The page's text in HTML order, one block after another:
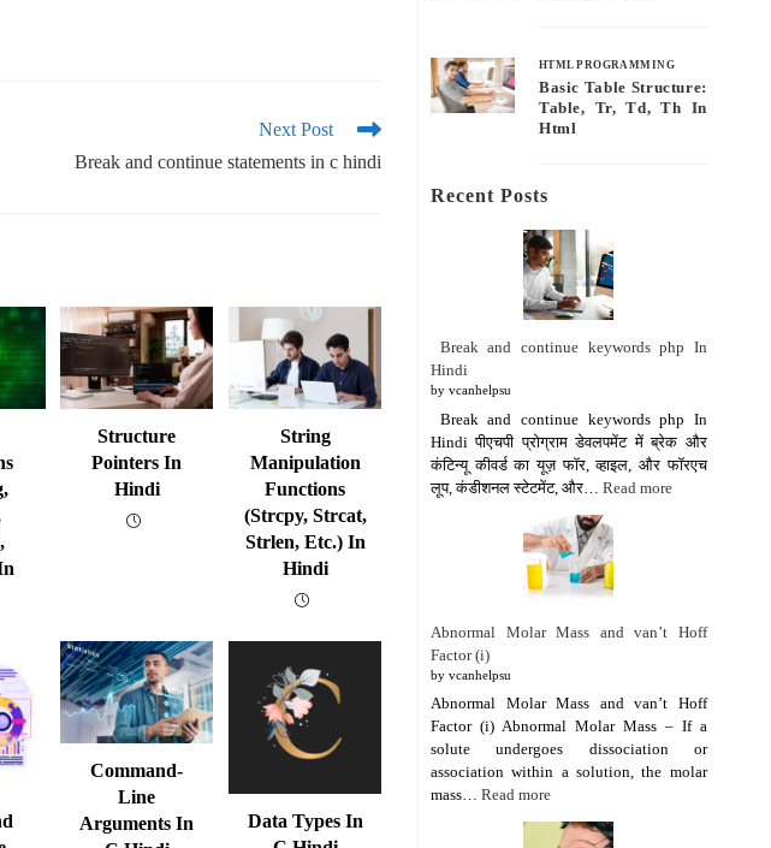
Next Post
Break and continue statements in c hindi
Structure
Pointers In
Hindi
String
Manipulation
Functions
(strcpy, Strcat,
Strlen, Etc.) In
Hindi
Command-
Line
Arguments In
Data Types In
HTML PROGRAMMING
Basic Table Structure:
Table, Tr, Td, Th In
Html
Recent Posts
Break and continue keywords php In
Hindi
by vcanhelpsu
Break and continue keywords php In
Hindi पीएचपी प्रोग्राम डेवलपमेंट में ब्रेक और
कंटिन्यू कीवर्ड का यूज़ फॉर, व्हाइल, और फॉरएच
लूप, कंडीशनल स्टेटमेंट, और… Read more
Abnormal Molar Mass and van’t Hoff
Factor (i)
by vcanhelpsu
Abnormal Molar Mass and van’t Hoff
Factor (i) Abnormal Molar Mass – If a
solute undergoes dissociation or
association within a solution, the molar
mass… Read more